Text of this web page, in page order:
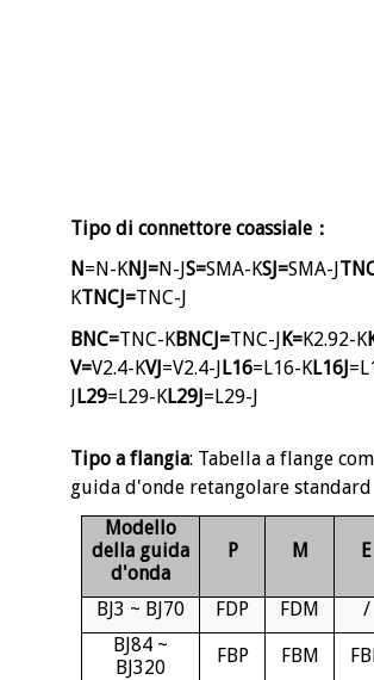
Tipo di connettore coassiale ：
N =N-KNJ=N-J S=SMA-KSJ=SMA-J
KTNCJ=TNC-J
BNC=TNC-KBNCJ=TNC-JK=K2.92-K
V=V2.4-KVJ=V2.4-JL16=L16-KL16J
JL29=L29-KL29J=L29-J
Tipo a flangia: Tabella a flange
guida d'onde retangolare standard
Modello
della guida
d'onda
P M E
BJ3 ~ BJ70 FDP FDM /
BJ84 ~
BJ320
FBP FBM